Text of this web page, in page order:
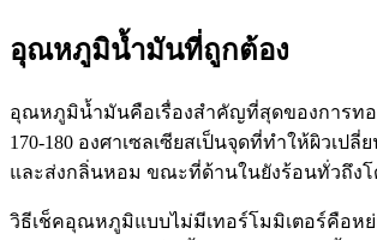
อุณหภูมิน้ำมันที่ถูกต้อง
อุณหภูมิน้ำมันคือเรื่องสำคัญที่สุดของการท
170-180 องศาเซลเซียสเป็นจุดที่ทำให้ผิวเปลี่
และส่งกลิ่นหอม ขณะที่ด้านในยังร้อนทั่วถึงโ
วิธีเช็คอุณหภูมิแบบไม่มีเทอร์โมมิเตอร์คือห